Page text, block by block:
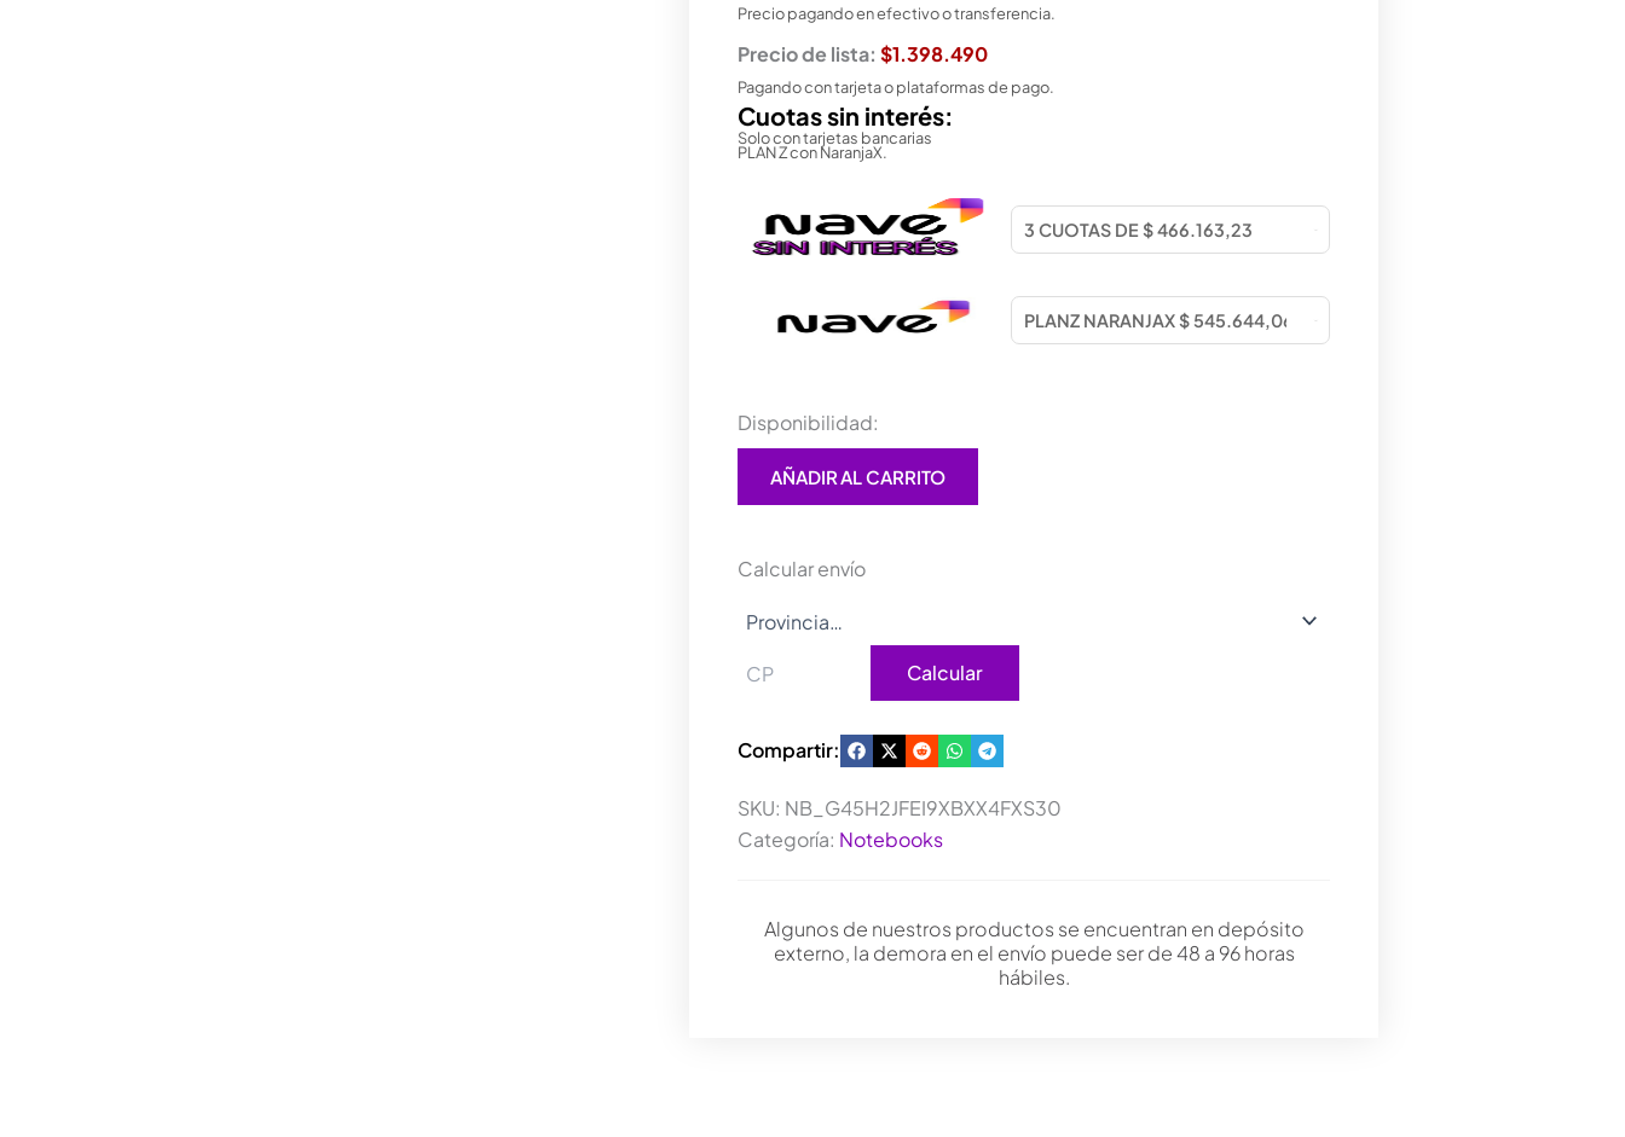
Precio pagando en efectivo o transferencia.
Precio de lista: $1.398.490
Pagando con tarjeta o plataformas de pago.
Cuotas sin interés:
Solo con tarjetas bancarias
PLAN Z con NaranjaX.
Disponibilidad:
BANGHO
PRO
8
FREE
cantidad
AÑADIR AL CARRITO
Calcular envío
Calcular
Compartir:
SKU: NB_G45H2JFEI9XBXX4FXS30
Categoría: Notebooks
Algunos de nuestros productos se encuentran en depósito
externo, la demora en el envío puede ser de 48 a 96 horas
hábiles.